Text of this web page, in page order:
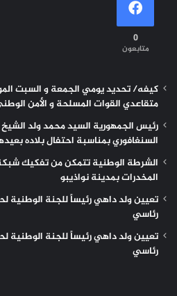
0
متابعون
متقاعدي القوات المسلحة و الأمن
رئيس الجمهورية السيد محمد ولد
السنغافوري بمناسبة احتفال بلاده
الشرطة الوطنية تتمكن من تفكيك
المخدرات بمدينة نواذيبو
تعيين ولد داهي رئيساً للجنة الوطنية
رئاسي
تعيين ولد داهي رئيساً للجنة الوطنية
رئاسي